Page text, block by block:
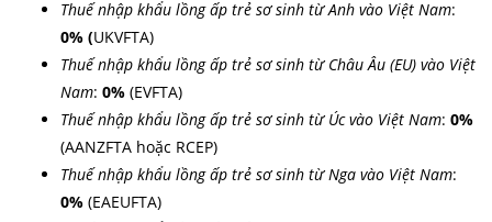
Thuế nhập khẩu lồng ấp trẻ sơ sinh từ Anh vào Việt Nam:
0% (UKVFTA)
Thuế nhập khẩu lồng ấp trẻ sơ sinh từ Châu Âu (EU) vào Việt
Nam: 0% (EVFTA)
Thuế nhập khẩu lồng ấp trẻ sơ sinh từ Úc vào Việt Nam: 0%
(AANZFTA hoặc RCEP)
Thuế nhập khẩu lồng ấp trẻ sơ sinh từ Nga vào Việt Nam:
0% (EAEUFTA)